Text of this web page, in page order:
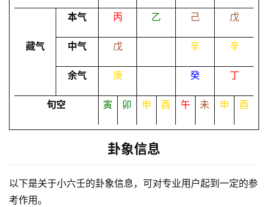
服
务
登录 注册
本气 丙 乙 己 戊
藏气 中气 戊 辛 辛
余气 庚 癸 丁
旬空 寅 卯 申 酉 午 未 申 酉
卦象信息
以下是关于小六壬的卦象信息，可对专业用户起到一定的参
考作用。